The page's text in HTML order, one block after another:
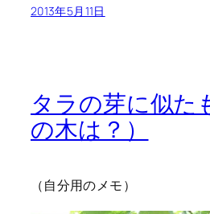
2013年5月11日
タラの芽に似た
の木は？）
（自分用のメモ）